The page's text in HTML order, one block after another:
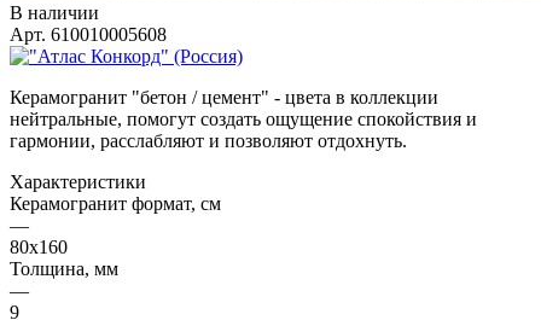
В наличии
Арт. 610010005608
Керамогранит "бетон / цемент" - цвета в коллекции
нейтральные, помогут создать ощущение спокойствия и
гармонии, расслабляют и позволяют отдохнуть.
Характеристики
Керамогранит формат, см
—
80х160
Толщина, мм
—
9